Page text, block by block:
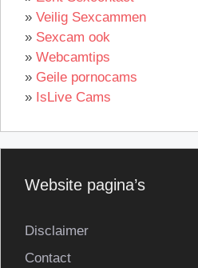
» Veilig Sexcammen
» Sexcam ook
» Webcamtips
» Geile pornocams
» IsLive Cams
Website pagina’s
Disclaimer
Contact